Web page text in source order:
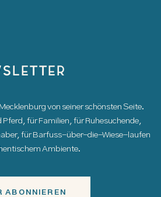
von seiner schönsten Seite.
für Familien, für Ruhesuchende,
für Barfuss-über-die-Wiese-laufen
Ambiente.
ABONNIEREN